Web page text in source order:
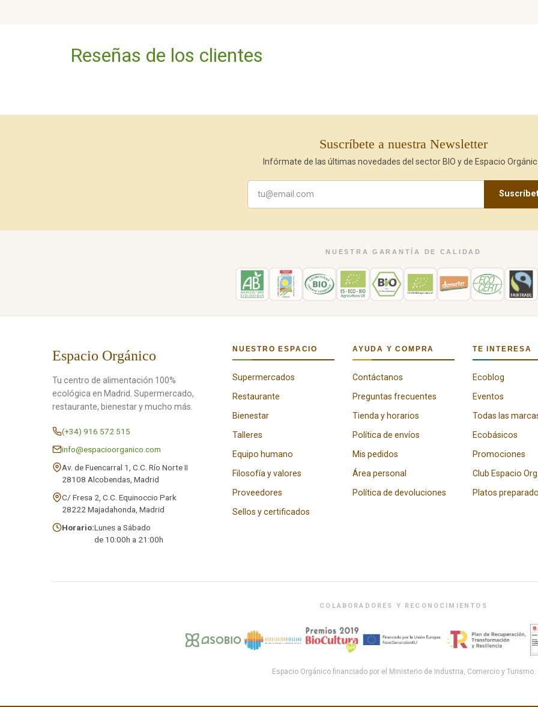
Reseñas de los clientes
Suscríbete a nuestra Newsletter
Infórmate de las últimas novedades del sector BIO y de Espacio
NUESTRA GARANTÍA DE CALIDAD
Espacio Orgánico
Tu centro de alimentación 100%
ecológica en Madrid. Supermercado,
restaurante, bienestar y mucho más.
(+34) 916 572 515
info@espacioorganico.com
Av. de Fuencarral 1, C.C. Río Norte II
28108 Alcobendas, Madrid
C/ Fresa 2, C.C. Equinoccio Park
28222 Majadahonda, Madrid
Horario:Lunes a Sábado
de 10:00h a 21:00h
NUESTRO ESPACIO
Supermercados
Restaurante
Bienestar
Talleres
Equipo humano
Filosofía y valores
Proveedores
Sellos y certificados
AYUDA Y COMPRA
Contáctanos
Preguntas frecuentes
Tienda y horarios
Política de envíos
Mis pedidos
Área personal
Política de devoluciones
TE INTERESA
Ecoblog
Eventos
Todas las
Ecobásicos
Promociones
Club Espacio
Platos
COLABORADORES Y RECONOCIMIENTOS
Espacio Orgánico financiado por el Ministerio de Industria, Comercio y Turismo.